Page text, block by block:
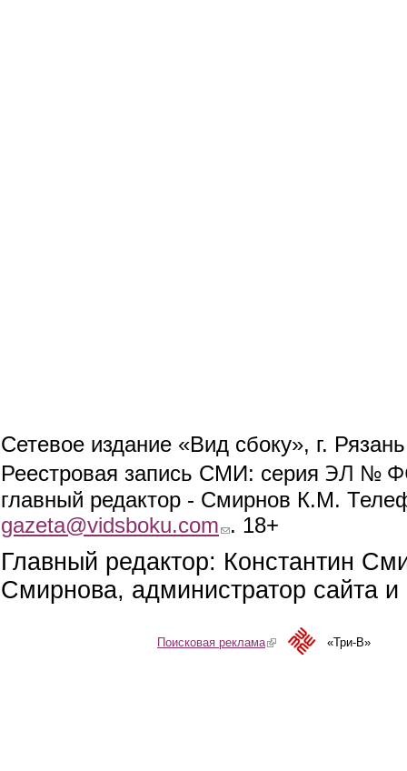
Сетевое издание «Вид сбоку», г.
Реестровая запись СМИ: серия ЭЛ №
главный редактор - Смирнов К.М.
gazeta@vidsboku.com (link sends e-mail)
. 18+
Главный редактор: Константин
Смирнова, администратор сайта
Поисковая реклама(link is external)«Три-В»